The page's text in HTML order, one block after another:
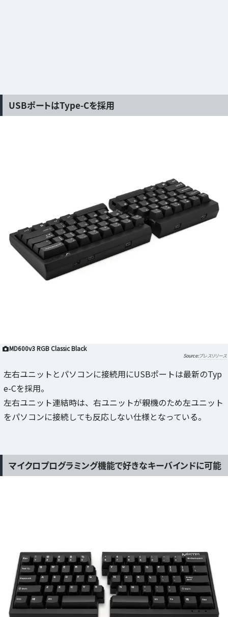
USBポートはType-Cを採用
MD600v3 RGB Classic Black
プレスリリース
​左右ユニットとパソコンに接続用にUSBポートは最新のTyp
e-Cを採用。
左右ユニット連結時は、右ユニットが親機のため左ユニット
をパソコンに接続しても反応しない仕様となっている。
​マイクロプログラミング機能で好きなキーバインドに可能